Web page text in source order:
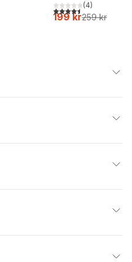
4,5utav 5 stjärnor.
(4)
199 kr259 kr